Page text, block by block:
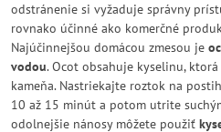
odstránenie si vyžaduje správny
rovnako účinné ako komerčné
Najúčinnejšou domácou zmesou je
vodou. Ocot obsahuje kyselinu,
kameňa. Nastriekajte roztok na
10 až 15 minút a potom utrite
odolnejšie nánosy môžete použiť